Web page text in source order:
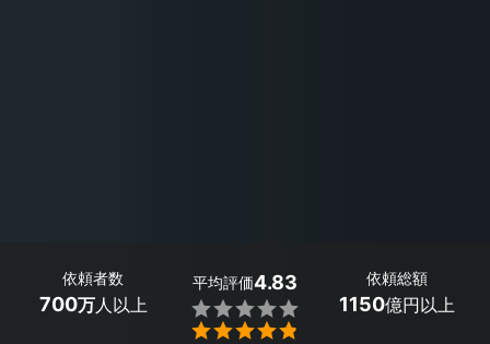
依頼者数
700万人以上
平均評価4.83


依頼総額
1150億円以上